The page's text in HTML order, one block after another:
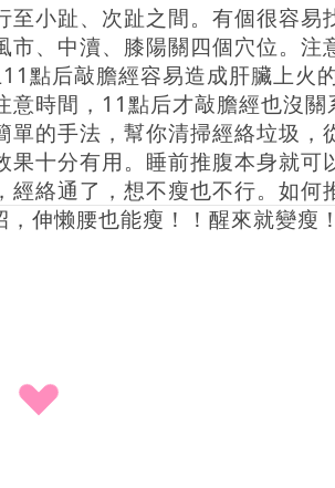
小趾、次趾之間。有個很容易
、中瀆、膝陽關四個穴位。注
點后敲膽經容易造成肝臟上火
時間，11點后才敲膽經也沒
的手法，幫你清掃經絡垃圾，
十分有用。睡前推腹本身就可
絡通了，想不瘦也不行。如何